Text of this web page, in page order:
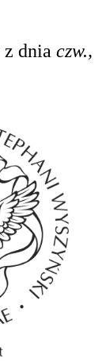
z dnia czw.,